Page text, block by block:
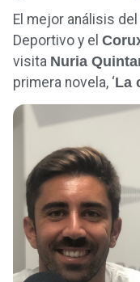
El mejor análisis del
Deportivo y el
visita Nuria
primera novela, ‘La